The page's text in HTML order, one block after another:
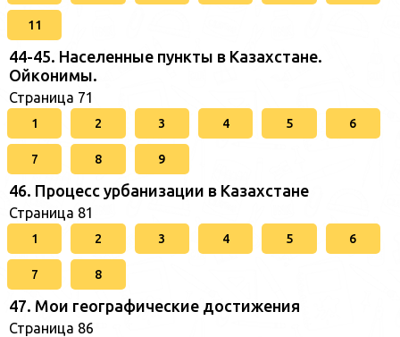
11
44-45. Населенные пункты в Казахстане.
Ойконимы.
Страница 71
1 2 3 4 5 6
7 8 9
46. Процесс урбанизации в Казахстане
Страница 81
1 2 3 4 5 6
7 8
47. Мои географические достижения
Страница 86